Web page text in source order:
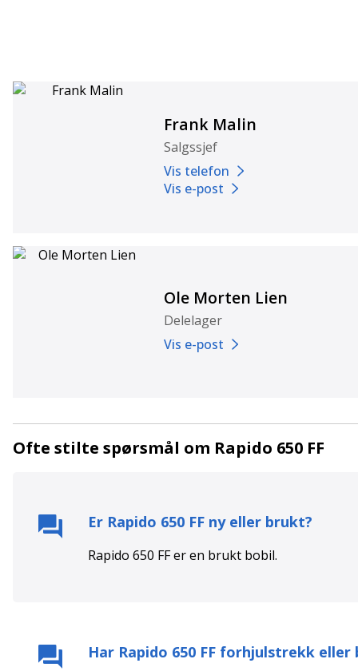
Frank Malin
Salgssjef
Vis telefon
Vis e-post
Ole Morten Lien
Delelager
Vis e-post
Ofte stilte spørsmål om Rapido 650 FF
Er Rapido 650 FF ny eller brukt?
Rapido 650 FFer en brukt bobil.
Har Rapido 650 FF forhjulstrekk eller